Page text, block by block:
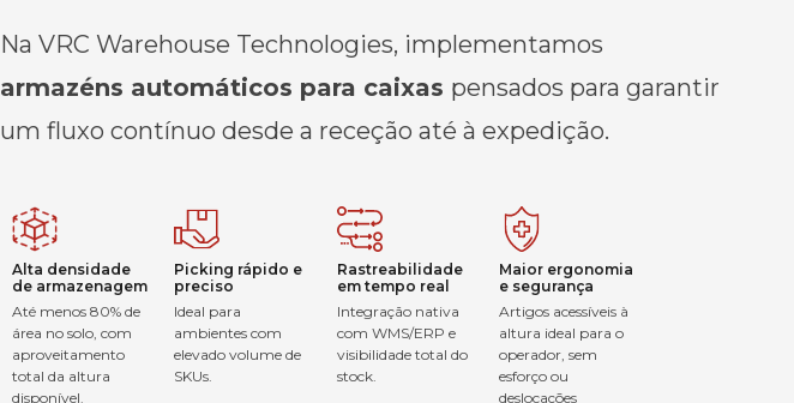
Na VRC Warehouse Technologies, implementamos
armazéns automáticos para caixas pensados para garantir
um fluxo contínuo desde a receção até à expedição.
Alta densidade
de armazenagem
Até menos 80% de
área no solo, com
aproveitamento
total da altura
disponível.
Picking rápido e
preciso
Ideal para
ambientes com
elevado volume de
SKUs.
Rastreabilidade
em tempo real
Integração nativa
com WMS/ERP e
visibilidade total do
stock.
Maior ergonomia
e segurança
Artigos acessíveis à
altura ideal para o
operador, sem
esforço ou
deslocações